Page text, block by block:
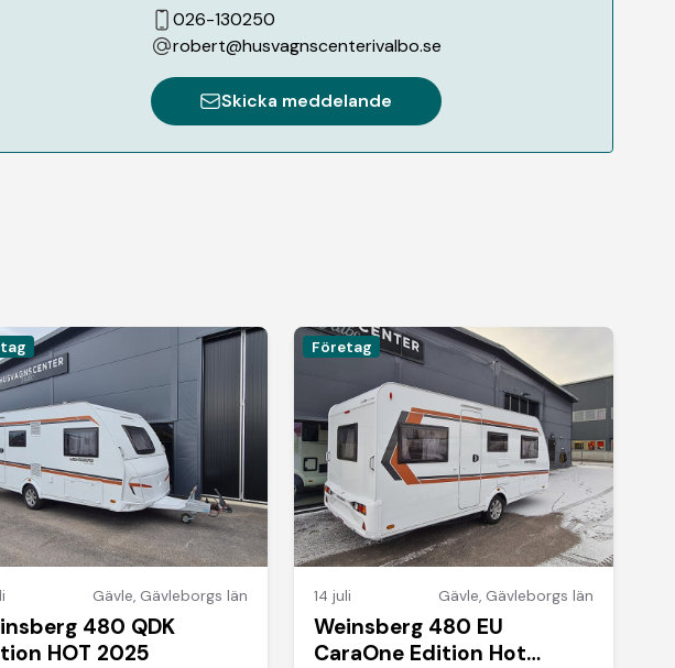
026-130250
robert@husvagnscenterivalbo.se
Skicka meddelande
Gävle, Gävleborgs län
480 QDK
HOT 2025
Företag
14 juli Gävle, Gävleborgs län
Weinsberg 480 EU
CaraOne Edition Hot